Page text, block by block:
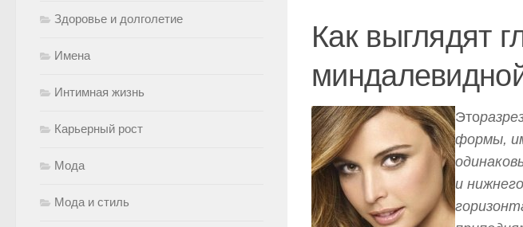
Как выглядят
Это
формы,
и
Здоровье и долголетие
Имена
Интимная жизнь
Карьерный рост
Мода
Мода и стиль